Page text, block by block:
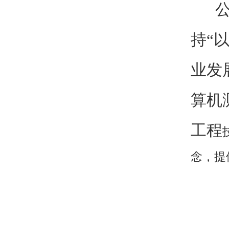
公
持“
业发
算机
工程
念，